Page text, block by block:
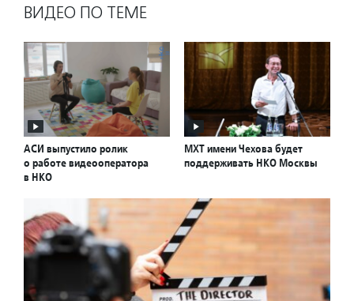
ВИДЕО ПО ТЕМЕ
АСИ выпустило ролик
о работе видеооператора
в НКО
МХТ имени Чехова будет
поддерживать НКО Москвы